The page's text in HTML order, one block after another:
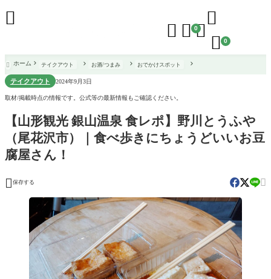
  0

 0

 ホーム テイクアウト お酒/つまみ おでかけスポット
テイクアウト 2024年9月3日
取材/掲載時点の情報です。公式等の最新情報もご確認ください。
【山形観光 銀山温泉 食レポ】野川とうふや
（尾花沢市）｜食べ歩きにちょうどいいお豆
腐屋さん！
 保存する 